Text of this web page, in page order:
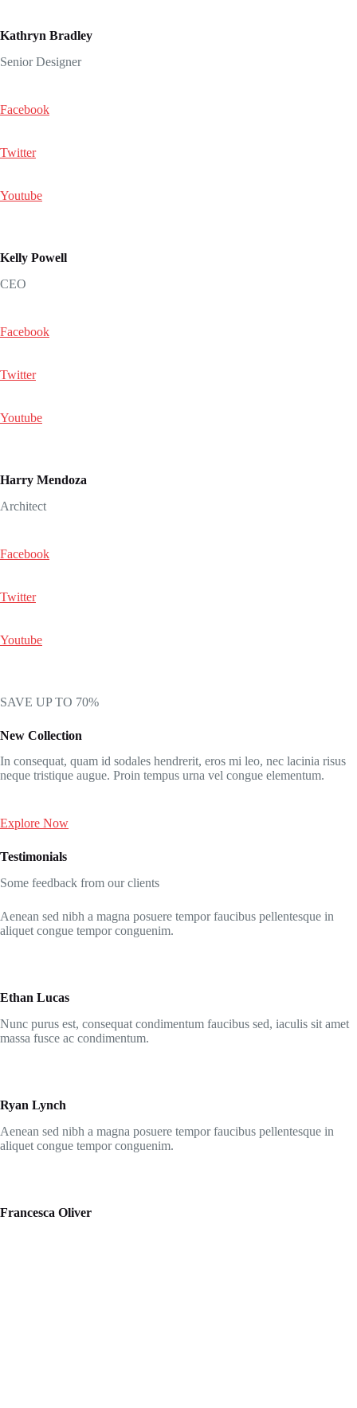
Kathryn Bradley
Senior Designer
Facebook
Twitter
Youtube
Kelly Powell
CEO
Facebook
Twitter
Youtube
Harry Mendoza
Architect
Facebook
Twitter
Youtube
SAVE UP TO 70%
New Collection
In consequat, quam id sodales hendrerit, eros mi leo, nec lacinia risus
neque tristique augue. Proin tempus urna vel congue elementum.
Explore Now
Testimonials
Some feedback from our clients
Aenean sed nibh a magna posuere tempor faucibus pellentesque in
aliquet congue tempor conguenim.
Ethan Lucas
Nunc purus est, consequat condimentum faucibus sed, iaculis sit amet
massa fusce ac condimentum.
Ryan Lynch
Aenean sed nibh a magna posuere tempor faucibus pellentesque in
aliquet congue tempor conguenim.
Francesca Oliver